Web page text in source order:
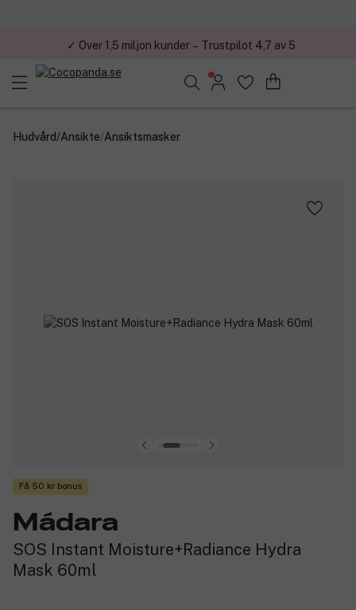
✓ Över 1,5 miljon kunder – Trustpilot 4,7 av 5
Hudvård/Ansikte/Ansiktsmasker
Få 50 kr bonus
Mádara
SOS Instant Moisture+Radiance Hydra
Mask 60ml